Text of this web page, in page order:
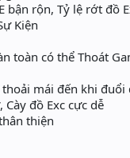
rộn, Tỷ lệ rớt đồ
Kiện
có thể Thoát
mái đến khi đuổi
đồ Exc cực dễ
thiện